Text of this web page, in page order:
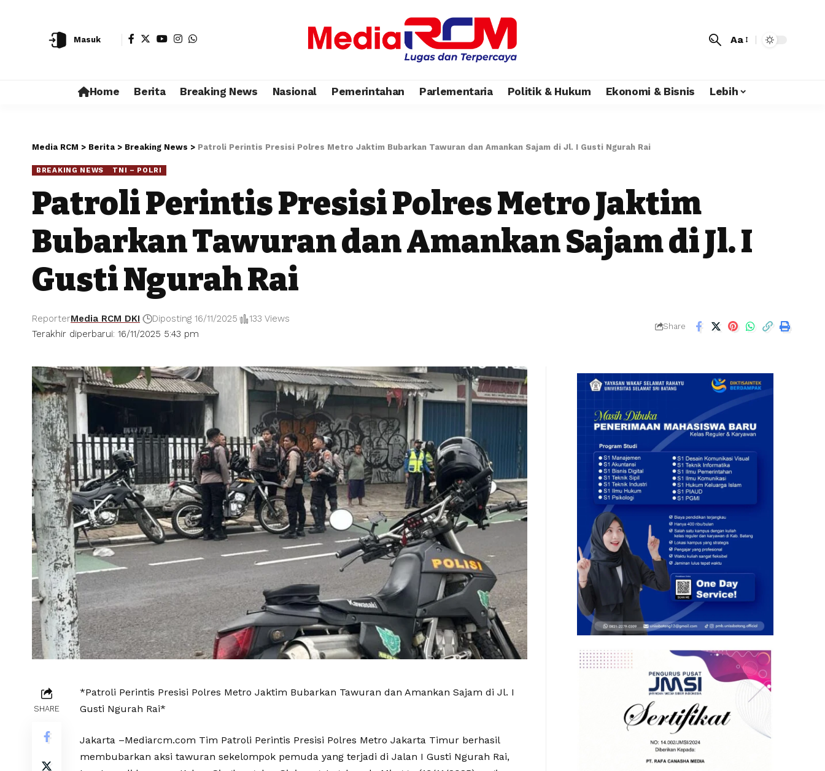
Masuk Aa
Home Berita Breaking News Nasional Pemerintahan Parlementaria Politik & Hukum Ekonomi & Bisnis Lebih
Media RCM > Berita > Breaking News > Patroli Perintis Presisi Polres Metro Jaktim Bubarkan Tawuran dan Amankan Sajam di Jl. I Gusti Ngurah Rai
BREAKING NEWS TNI – POLRI
Patroli Perintis Presisi Polres Metro Jaktim
Bubarkan Tawuran dan Amankan Sajam di Jl. I
Gusti Ngurah Rai
Terakhir diperbarui: 16/11/2025 5:43 pm
ReporterMedia RCM DKI Diposting 16/11/2025 133 Views
Share
SHARE
*Patroli Perintis Presisi Polres Metro Jaktim Bubarkan Tawuran dan Amankan Sajam di Jl. I
Gusti Ngurah Rai*
Jakarta –Mediarcm.com Tim Patroli Perintis Presisi Polres Metro Jakarta Timur berhasil
membubarkan aksi tawuran sekelompok pemuda yang terjadi di Jalan I Gusti Ngurah Rai,